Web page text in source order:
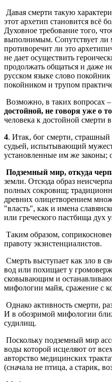
Давая смерти такую
этот архетип становится всё
Духовное требование того,
выполнимым. Сопутствует ли
противоречит ли это
не дает осуществить
продолжать общаться и даже
русском языке слово
покойником и трупом
Возможно, в таких вопросах
достойной, не говоря уже о
человека к достойной смерти
4. Итак, бог смерти,
судьей, испытывающий
установленные им же законы;
Подземный мир, откуда
земли. Отсюда образ
полных сокровищ;
древних олицетворением
"власть", как и имена
или греческого пастбища дух
Таким образом,
правоту экзистенциалистов.
Смерть выступает как зло в
вод или похищает у
сковывающим и
мифологии майя, сражение с
Однако активность смерти,
И в обозримой мифологии
судилищ.
Поскольку подземный мир
воды которой исцеляют от
авторство медицинских
(сначала не птица, а старик,